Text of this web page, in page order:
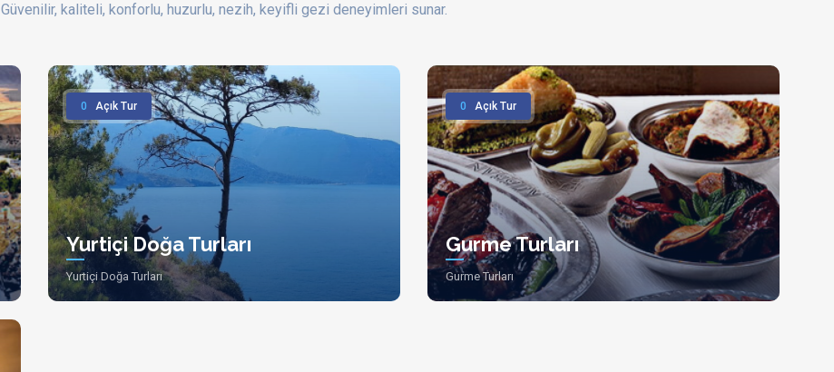
Güvenilir, kaliteli, konforlu, huzurlu, nezih, keyifli gezi deneyimleri sunar.
0 Açık Tur
Yurtiçi Doğa Turları
Yurtiçi Doğa Turları
0 Açık Tur
Gurme Turları
Gurme Turları